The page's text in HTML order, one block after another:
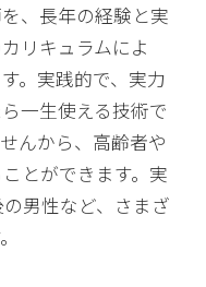
を、長年の経験と実
リキュラムによ
。実践的で、実力
一生使える技術で
んから、高齢者や
とができます。実
男性など、さまざ